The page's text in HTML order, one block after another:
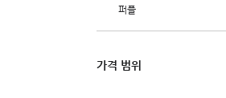
퍼플
가격 범위